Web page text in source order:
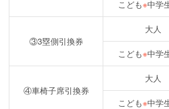
こども※中学
③3塁側引換券
大人
こども※中学
④車椅子席引換券
大人
こども※中学